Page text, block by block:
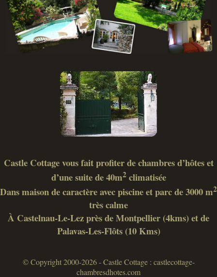
Castle Cottage vous fait profiter de chambres d’hôtes et
d’une suite de 40m2climatisée
Dans maison de caractère avec piscine et parc de 3000 m2
très calme
À Castelnau-Le-Lez près de Montpellier (4kms) et de
Palavas-Les-Flôts (10 Kms)
© Copyright 2000-2026 - Castle Cottage : castlecottage-
chambresdhotes.com